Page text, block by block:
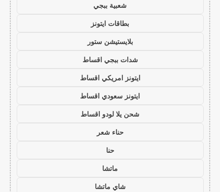
شعبية ببجي
بطاقات ايتونز
بلايستيشن ستور
شدات ببجي اقساط
ايتونز امريكي اقساط
ايتونز سعودي اقساط
شحن يلا لودو اقساط
حناء شعر
حنا
ماتشا
شاي ماتشا